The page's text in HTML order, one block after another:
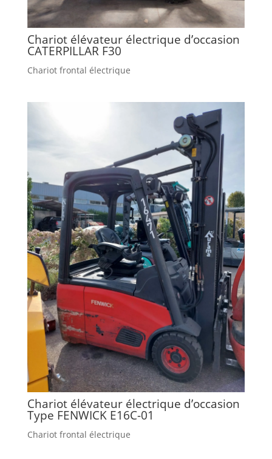
Chariot élévateur électrique d’occasion
CATERPILLAR F30
Chariot frontal électrique
Chariot élévateur électrique d’occasion
Type FENWICK E16C-01
Chariot frontal électrique